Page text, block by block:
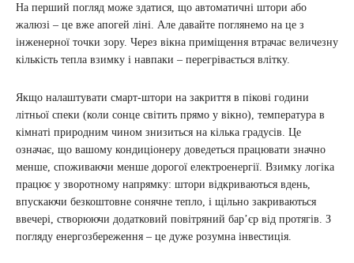
На перший погляд може здатися, що автоматичні штори або
жалюзі – це вже апогей ліні. Але давайте поглянемо на це з
інженерної точки зору. Через вікна приміщення втрачає величезну
кількість тепла взимку і навпаки – перегрівається влітку.
Якщо налаштувати смарт-штори на закриття в пікові години
літньої спеки (коли сонце світить прямо у вікно), температура в
кімнаті природним чином знизиться на кілька градусів. Це
означає, що вашому кондиціонеру доведеться працювати значно
менше, споживаючи менше дорогої електроенергії. Взимку логіка
працює у зворотному напрямку: штори відкриваються вдень,
впускаючи безкоштовне сонячне тепло, і щільно закриваються
ввечері, створюючи додатковий повітряний бар’єр від протягів. З
погляду енергозбереження – це дуже розумна інвестиція.